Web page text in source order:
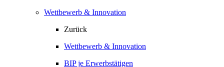
Wettbewerb & Innovation
Zurück
Wettbewerb & Innovation
BIP je Erwerbstätigen